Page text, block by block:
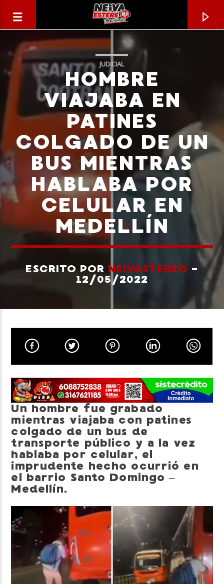
CANCIÓN ACTUAL
TÍTULO
JUDICIAL
HOMBRE
VIAJABA EN
PATINES
COLGADO DE UN
BUS MIENTRAS
HABLABA POR
CELULAR EN
MEDELLÍN
ESCRITO POR NEIVASTEREO -
12/05/2022
Un hombre fue grabado
mientras viajaba con patines
colgado de un bus de
transporte público y a la vez
hablaba por celular, el
imprudente hecho ocurrió en
el barrio Santo Domingo –
Medellín.